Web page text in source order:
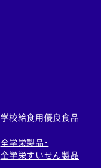
学校給食用優良食品
全学栄製品・
全学栄すいせん製品